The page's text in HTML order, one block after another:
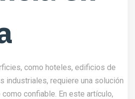
como hoteles, edificios de
industriales, requiere una solución
confiable. En este artículo,